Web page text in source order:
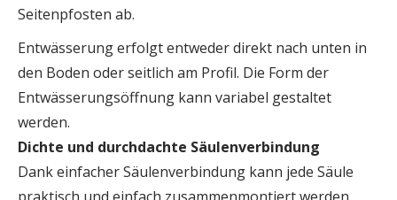
Seitenpfosten ab.
Entwässerung erfolgt entweder direkt nach unten in
den Boden oder seitlich am Profil. Die Form der
Entwässerungsöffnung kann variabel gestaltet
werden.
Dichte und durchdachte Säulenverbindung
Dank einfacher Säulenverbindung kann jede Säule